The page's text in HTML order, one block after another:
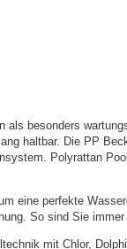
besonders
haltbar. Die PP
Polyrattan
eine perfekte
So sind Sie
mit Chlor,